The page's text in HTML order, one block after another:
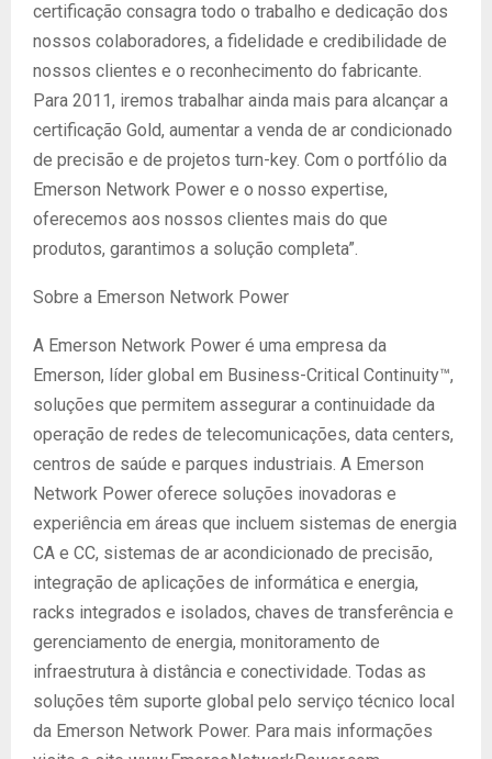
certificação consagra todo o trabalho e dedicação dos
nossos colaboradores, a fidelidade e credibilidade de
nossos clientes e o reconhecimento do fabricante.
Para 2011, iremos trabalhar ainda mais para alcançar a
certificação Gold, aumentar a venda de ar condicionado
de precisão e de projetos turn-key. Com o portfólio da
Emerson Network Power e o nosso expertise,
oferecemos aos nossos clientes mais do que
produtos, garantimos a solução completa”.
Sobre a Emerson Network Power
A Emerson Network Power é uma empresa da
Emerson, líder global em Business-Critical Continuity™,
soluções que permitem assegurar a continuidade da
operação de redes de telecomunicações, data centers,
centros de saúde e parques industriais. A Emerson
Network Power oferece soluções inovadoras e
experiência em áreas que incluem sistemas de energia
CA e CC, sistemas de ar acondicionado de precisão,
integração de aplicações de informática e energia,
racks integrados e isolados, chaves de transferência e
gerenciamento de energia, monitoramento de
infraestrutura à distância e conectividade. Todas as
soluções têm suporte global pelo serviço técnico local
da Emerson Network Power. Para mais informações